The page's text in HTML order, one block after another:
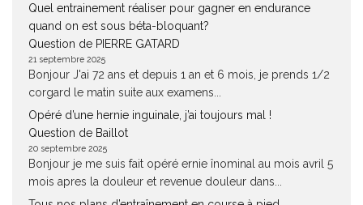
Quel entrainement réaliser pour gagner en endurance
quand on est sous béta-bloquant?
Question de PIERRE GATARD
21 septembre 2025
Bonjour J'ai 72 ans et depuis 1 an et 6 mois, je prends 1/2
corgard le matin suite aux examens...
Opéré d’une hernie inguinale, j’ai toujours mal !
Question de Baillot
20 septembre 2025
Bonjour je me suis fait opéré ernie înominal au mois avril 5
mois apres la douleur et revenue douleur dans...